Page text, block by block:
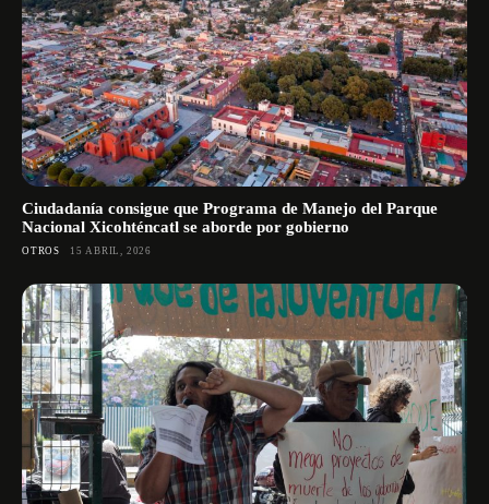
Ciudadanía consigue que Programa de Manejo del Parque
Nacional Xicohténcatl se aborde por gobierno
OTROS 15 ABRIL, 2026